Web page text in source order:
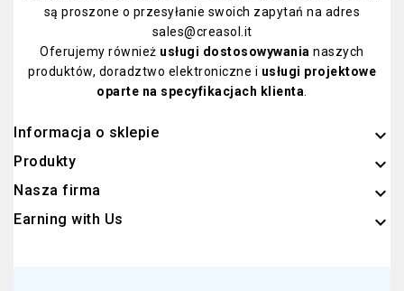
są proszone o przesyłanie swoich zapytań na adres
sales@creasol.it
Oferujemy również usługi dostosowywania naszych
produktów, doradztwo elektroniczne i usługi projektowe
oparte na specyfikacjach klienta
Informacja o sklepie keyboard_arrow_down
Produkty 
Nasza firma 
Earning with Us 